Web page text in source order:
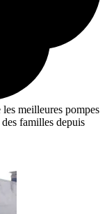
meilleures pompes
familles depuis